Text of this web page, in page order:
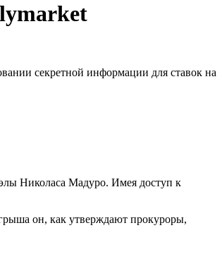
секретной информации для ставок на
Николаса Мадуро. Имея доступ к
он, как утверждают прокуроры,